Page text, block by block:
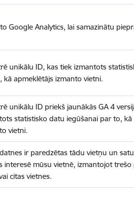
Google Analytics, lai samazinātu
unikālu ID, kas tiek izmantots
kā apmeklētājs izmanto vietni.
unikālu ID priekš jaunākās GA 4
statistisko datu iegūšanai par to, kā
vietni.
ir paredzētas tādu vietņu un
interesē mūsu vietnē, izmantojot
citas vietnes.